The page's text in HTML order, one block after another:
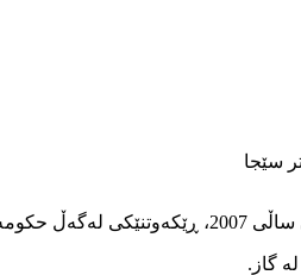
بۆ یه‌كه‌م جار له‌ هه‌رێمی‌ كوردستاندا كۆمپانیای‌ دانه‌ گاز له‌ مانگی‌ نیسانی‌ ساڵی‌
گاز.